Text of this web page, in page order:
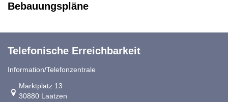
Bebauungspläne
Telefonische Erreichbarkeit
Information/Telefonzentrale
Link zur Google-Maps Navigation
Marktplatz 13
30880 Laatzen